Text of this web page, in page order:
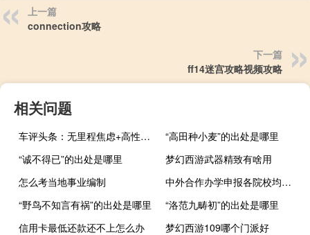
上一篇
connection攻略
下一篇
ff14迷宫攻略视频攻略
相关问题
车评头条：无里程焦虑+高性能 赛力斯SF5表现如何
“高田种小麦”的出处是哪里
“诚不得已”的出处是哪里
梦幻西游武器精致有啥用
怎么考当地事业编制
中外合作办学申报各院校均不用进行联考吗
“野鸟不知言有祸”的出处是哪里
“洛范九畴初”的出处是哪里
信用卡最低还款还不上怎么办
梦幻西游109哪个门派好